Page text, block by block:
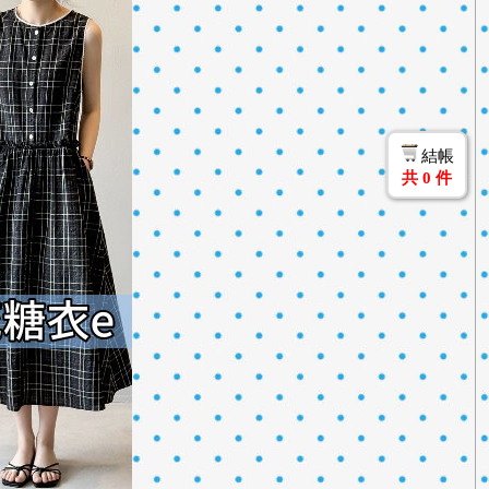
結帳
共 0 件